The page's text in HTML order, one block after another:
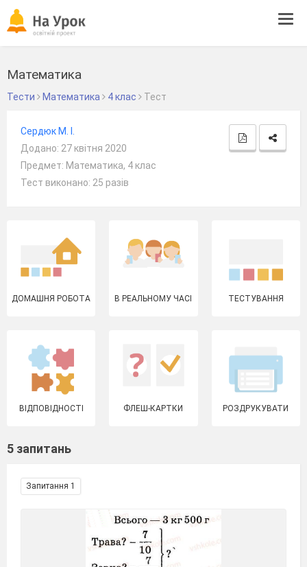
Математика
Тести Математика 4 клас Тест
Сердюк М. І.
Додано: 27 квітня 2020
Предмет: Математика, 4 клас
Тест виконано: 25 разів
ДОМАШНЯ РОБОТА В РЕАЛЬНОМУ ЧАСІ ТЕСТУВАННЯ
ВІДПОВІДНОСТІ ФЛЕШ-КАРТКИ РОЗДРУКУВАТИ
5 запитань
Запитання 1